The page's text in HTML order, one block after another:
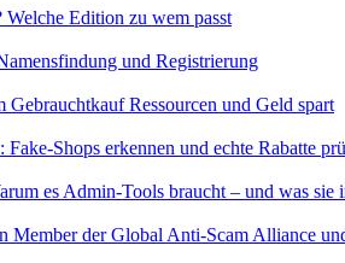
Edition zu wem passt
und Registrierung
Gebrauchtkauf Ressourcen und Geld spart
Shops erkennen und echte Rabatte
es Admin-Tools braucht – und was
Member der Global Anti-Scam Alliance